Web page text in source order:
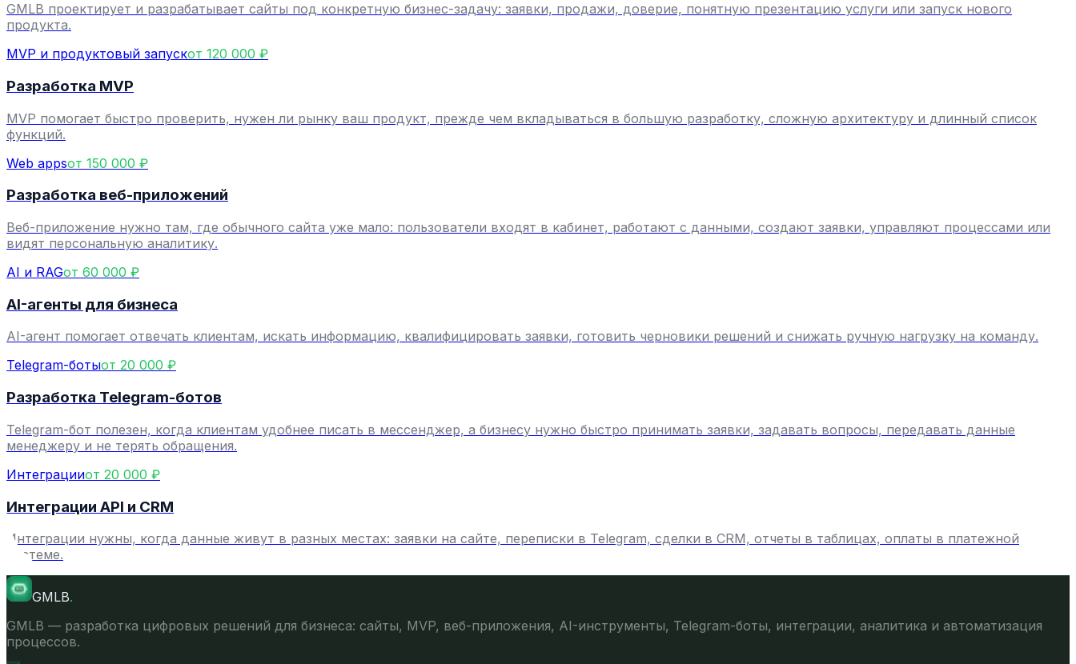
GMLB проектирует и разрабатывает сайты под конкретную бизнес-задачу: заявки, продажи, доверие, понятную презентацию услуги или запуск нового
продукта.
MVP и продуктовый запускот 120 000 ₽
Разработка MVP
MVP помогает быстро проверить, нужен ли рынку ваш продукт, прежде чем вкладываться в большую разработку, сложную архитектуру и длинный список
функций.
Web appsот 150 000 ₽
Разработка веб-приложений
Веб-приложение нужно там, где обычного сайта уже мало: пользователи входят в кабинет, работают с данными, создают заявки, управляют процессами или
видят персональную аналитику.
AI и RAGот 60 000 ₽
AI-агенты для бизнеса
AI-агент помогает отвечать клиентам, искать информацию, квалифицировать заявки, готовить черновики решений и снижать ручную нагрузку на команду.
Telegram-ботыот 20 000 ₽
Разработка Telegram-ботов
Telegram-бот полезен, когда клиентам удобнее писать в мессенджер, а бизнесу нужно быстро принимать заявки, задавать вопросы, передавать данные
менеджеру и не терять обращения.
Интеграцииот 20 000 ₽
Интеграции API и CRM
Интеграции нужны, когда данные живут в разных местах: заявки на сайте, переписки в Telegram, сделки в CRM, отчеты в таблицах, оплаты в платежной
системе.
GMLB.
GMLB — разработка цифровых решений для бизнеса: сайты, MVP, веб-приложения, AI-инструменты, Telegram-боты, интеграции, аналитика и автоматизация
процессов.